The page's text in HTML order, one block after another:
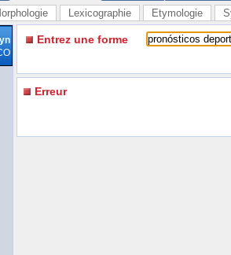
Lexicographie Etymologie
Entrez une forme
Erreur